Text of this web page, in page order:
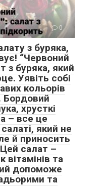
0
з буряка,
“Червоний
з буряка, який
Уявіть собі
кольорів
Бордовий
хрусткі
– все це
який не
й приносить
салат –
та
допоможе
та